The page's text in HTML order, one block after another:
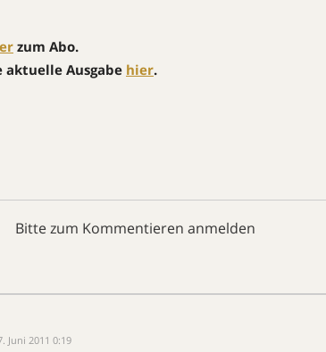
zum Abo.
Ausgabe hier.
Bitte zum Kommentieren anmelden
Juni 2011 0:19